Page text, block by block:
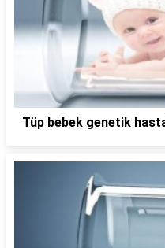
Tüp bebek genetik